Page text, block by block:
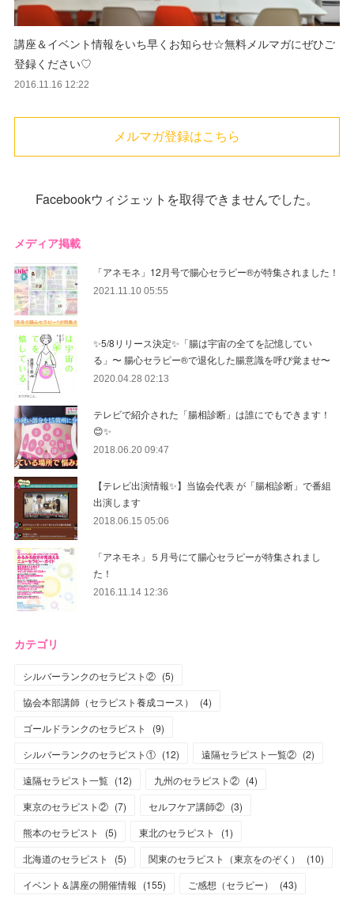
講座＆イベント情報をいち早くお知らせ☆無料メルマガにぜひご
登録ください♡
2016.11.16 12:22
メルマガ登録はこちら
Facebookウィジェットを取得できませんでした。
メディア掲載
「アネモネ」12月号で腸心セラピー®︎が特集されました！
2021.11.10 05:55
✨5/8リリース決定✨「腸は宇宙の全てを記憶してい
る」〜 腸心セラピー®︎で退化した腸意識を呼び覚ませ〜
2020.04.28 02:13
テレビで紹介された「腸相診断」は誰にでもできます！
😊✨
2018.06.20 09:47
【テレビ出演情報✨】当協会代表 が「腸相診断」で番組
出演します
2018.06.15 05:06
「アネモネ」５月号にて腸心セラピーが特集されまし
た！
2016.11.14 12:36
カテゴリ
シルバーランクのセラピスト② (5)
協会本部講師（セラピスト養成コース）
(4)
ゴールドランクのセラピスト
(9)
シルバーランクのセラピスト① (12) 遠隔セラピスト一覧② (2)
遠隔セラピスト一覧 (12) 九州のセラピスト② (4)
東京のセラピスト② (7) セルフケア講師② (3)
熊本のセラピスト
(5) 東北のセラピスト (1)
北海道のセラピスト
(5) 関東のセラピスト（東京をのぞく） (10)
イベント＆講座の開催情報 (155) ご感想（セラピー） (43)